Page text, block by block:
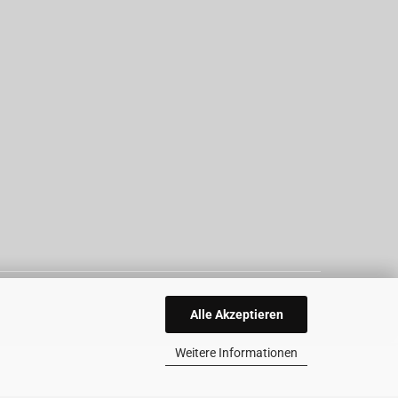
Alle Akzeptieren
Weitere Informationen